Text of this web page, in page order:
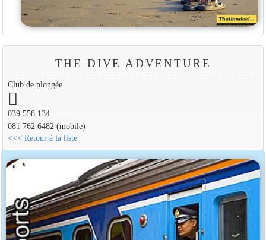
THE DIVE ADVENTURE
Club de plongée
039 558 134
081 762 6482 (mobile)
<<< Retour à la liste